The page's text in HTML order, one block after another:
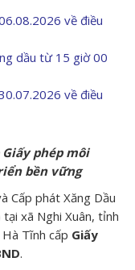
về điều
dầu từ 15 giờ 00
về điều
phép môi
bền vững
Cấp phát Xăng Dầu
tại xã Nghi Xuân, tỉnh
Tĩnh cấp Giấy
.